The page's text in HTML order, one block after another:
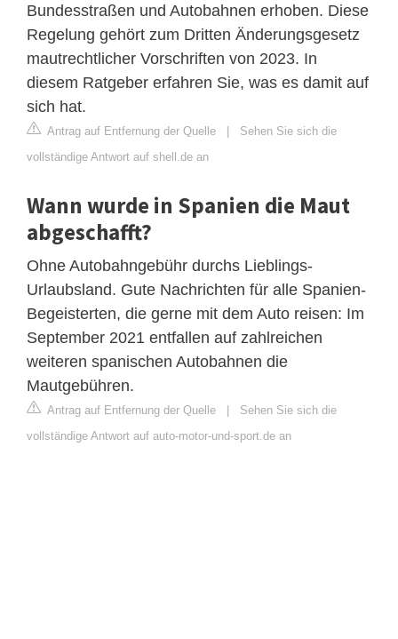
Bundesstraßen und Autobahnen erhoben. Diese
Regelung gehört zum Dritten Änderungsgesetz
mautrechtlicher Vorschriften von 2023. In
diesem Ratgeber erfahren Sie, was es damit auf
sich hat.
Antrag auf Entfernung der Quelle | Sehen Sie sich die
vollständige Antwort auf shell.de an
Wann wurde in Spanien die Maut
abgeschafft?
Ohne Autobahngebühr durchs Lieblings-
Urlaubsland. Gute Nachrichten für alle Spanien-
Begeisterten, die gerne mit dem Auto reisen: Im
September 2021 entfallen auf zahlreichen
weiteren spanischen Autobahnen die
Mautgebühren.
Antrag auf Entfernung der Quelle | Sehen Sie sich die
vollständige Antwort auf auto-motor-und-sport.de an